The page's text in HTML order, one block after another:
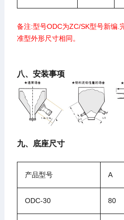
备注:型号ODC为ZC/SK型号新编.
准型外形尺寸相同。
八、安装事项
九、底座尺寸
产品型号 A
ODC-30 80